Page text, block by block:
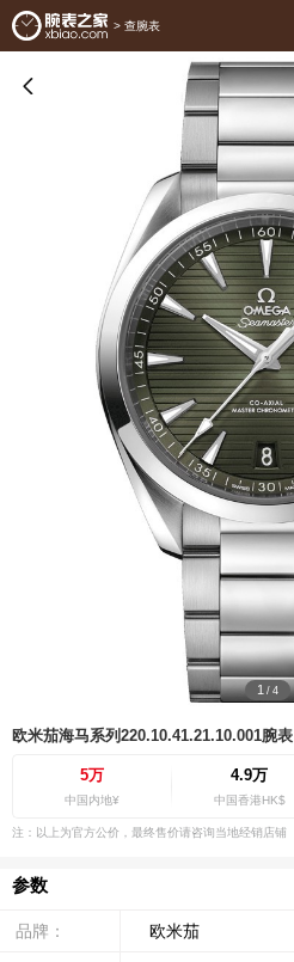
> 查腕表
1 / 4
欧米茄海马系列220.10.41.21.10.001腕表
5万
中国内地¥
4.9万
中国香港HK$
注：以上为官方公价，最终售价请咨询当地经销店铺
参数
品牌： 欧米茄